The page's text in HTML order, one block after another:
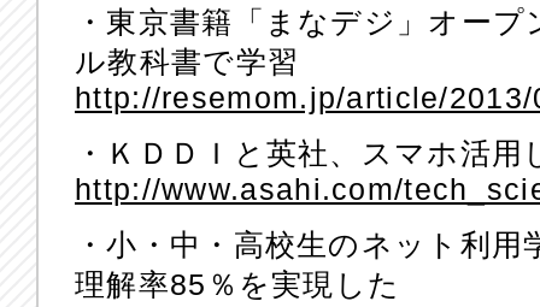
・東京書籍「まなデジ」オー
ル教科書で学習
http://resemom.jp/article/
・ＫＤＤＩと英社、スマホ活
http://www.asahi.com/
・小・中・高校生のネット利
理解率85％を実現した